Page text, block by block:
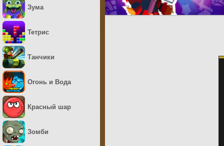
Зума
Тетрис
Танчики
Огонь и Вода
Красный шар
Зомби